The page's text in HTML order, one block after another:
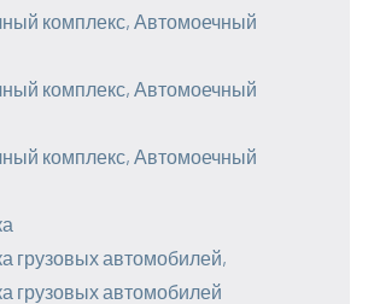
комплекс, Автомоечный
комплекс, Автомоечный
комплекс, Автомоечный
грузовых автомобилей,
грузовых автомобилей